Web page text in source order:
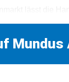
Mundus